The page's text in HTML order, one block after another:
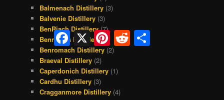
Balmenach Distillery (3)
Balvenie Distillery (3)
BenRiach Distillery(7)
Benrinnes Distillery(1)
Benromach Distillery (2)
Braeval Distillery (2)
Caperdonich Distillery (1)
Cardhu Distillery (3)
Cragganmore Distillery (4)
Facebook
X PinterestReddit